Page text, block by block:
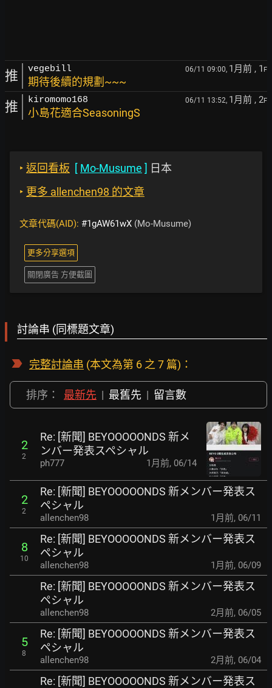
推 vegebill 06/11 09:00, 1月前 , 1 F
期待後續的規劃~~~
推 kiromomo168 06/11 13:52, 1月前 , 2F
小島花適合SeasoningS
‣ 返回看板 [ Mo-Musume ] 日本
‣ 更多 allenchen98 的文章
文章代碼(AID): #1gAW61wX (Mo-Musume)
更多分享選項
關閉廣告 方便截圖
討論串 (同標題文章)
完整討論串 (本文為第 6 之 7 篇)：
排序： 最新先 | 最舊先 | 留言數
2
2
Re: [新聞] BEYOOOOONDS 新メ
ンバー発表スペシャル
ph777 1月前, 06/14
2
2
Re: [新聞] BEYOOOOONDS 新メンバー発表ス
ペシャル
allenchen98 1月前, 06/11
8
10
Re: [新聞] BEYOOOOONDS 新メンバー発表ス
ペシャル
allenchen98 1月前, 06/09
Re: [新聞] BEYOOOOONDS 新メンバー発表ス
ペシャル
allenchen98 2月前, 06/05
5
8
Re: [新聞] BEYOOOOONDS 新メンバー発表ス
ペシャル
allenchen98 2月前, 06/04
Re: [新聞] BEYOOOOONDS 新メンバー発表ス